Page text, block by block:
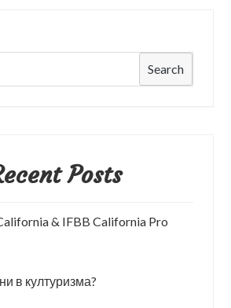
Search
Posts
& IFBB California Pro
в културизма?